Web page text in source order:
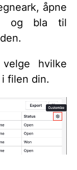
åpne
og bla til
hvilke
filen din.